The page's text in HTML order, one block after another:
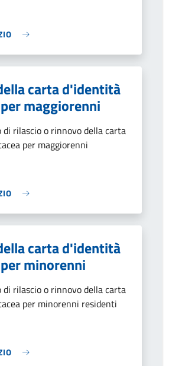
carta d'identità
maggiorenni
di rilascio o rinnovo della carta
per maggiorenni
carta d'identità
minorenni
di rilascio o rinnovo della carta
per minorenni residenti